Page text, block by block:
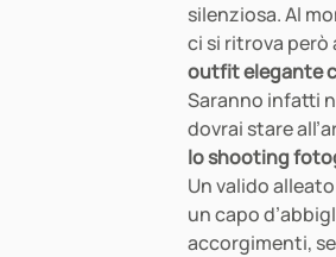
silenziosa. Al
ci si ritrova però
outfit elegante
Saranno infatti
dovrai stare
lo shooting
Un valido
un capo
accorgimenti,